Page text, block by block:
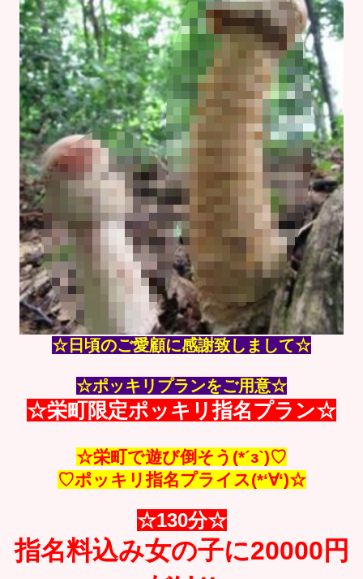
☆日頃のご愛顧に感謝致しまして☆
☆ポッキリプランをご用意☆
☆栄町限定ポッキリ指名プラン☆
☆栄町で遊び倒そう(*´з`)♡
♡ポッキリ指名プライス(*‘∀‘)☆
☆130分☆
指名料込み女の子に20000円